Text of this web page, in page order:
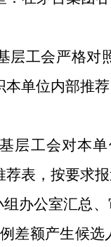
层工会严格
单位内部推
层工会对本
表，按要求报
办公室汇总
差额产生候